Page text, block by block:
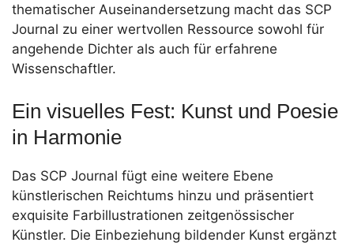
thematischer Auseinandersetzung macht das SCP
Journal zu einer wertvollen Ressource sowohl für
angehende Dichter als auch für erfahrene
Wissenschaftler.
Ein visuelles Fest: Kunst und Poesie
in Harmonie
Das SCP Journal fügt eine weitere Ebene
künstlerischen Reichtums hinzu und präsentiert
exquisite Farbillustrationen zeitgenössischer
Künstler. Die Einbeziehung bildender Kunst ergänzt